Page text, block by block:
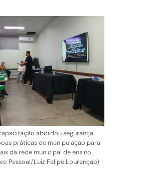
abordou segurança
práticas de manipulação para
da rede municipal de ensino.
Pessoal/Luiz Felipe Lourenção)